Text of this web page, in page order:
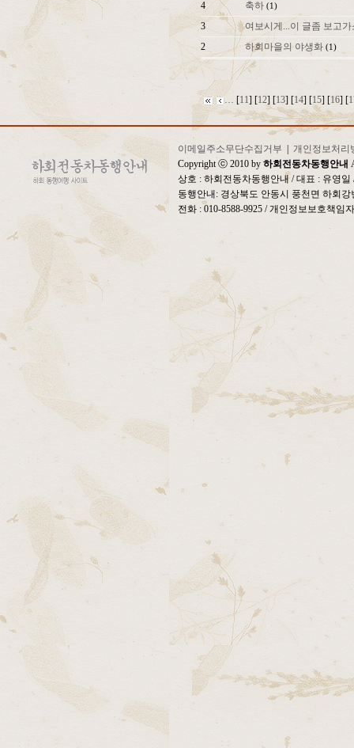
4
축하 (1)
3
여보시게...이 글좀 보고
2
하회마을의 야생화 (1)
… [11] [12] [13] [14] [15] [16] [
이메일주소무단수집거부
개인정보처리
Copyright ⓒ 2010 by 하회전동차동행안내
상호 : 하회전동차동행안내 / 대표 : 유영
동행안내: 경상북도 안동시 풍천면 하회
전화 : 010-8588-9925 / 개인정보보호책임